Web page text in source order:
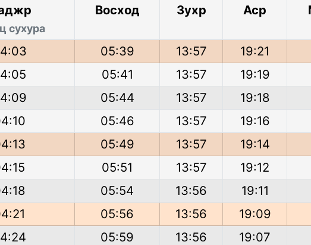
сухура
Восход Зухр Аср
05:39 13:57 19:21
05:41 13:57 19:19
05:44 13:57 19:18
05:46 13:57 19:16
05:49 13:57 19:14
05:51 13:57 19:12
05:54 13:56 19:11
05:56 13:56 19:09
05:59 13:56 19:07